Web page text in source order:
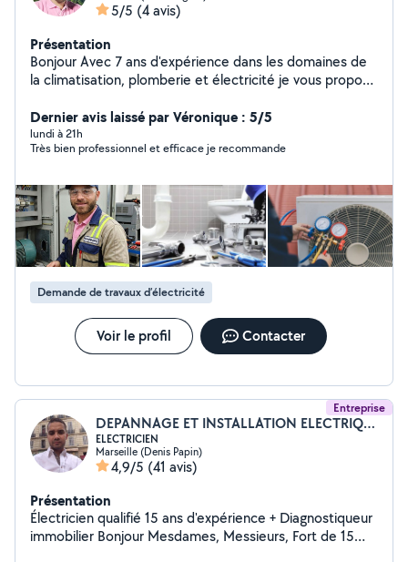
5/5 (4 avis)
Présentation
Bonjour Avec 7 ans d'expérience dans les domaines de
la climatisation, plomberie et électricité je vous propose
Dernier avis laissé par Véronique : 5/5
lundi à 21h
Très bien professionnel et efficace je recommande
Demande de travaux d’électricité
Voir le profil Contacter
Entreprise
DEPANNAGE ET INSTALLATION ELECTRIQUE
ELECTRICIEN
Marseille (Denis Papin)
4,9/5 (41 avis)
Présentation
Électricien qualifié 15 ans d'expérience + Diagnostiqueur
immobilier Bonjour Mesdames, Messieurs, Fort de 15